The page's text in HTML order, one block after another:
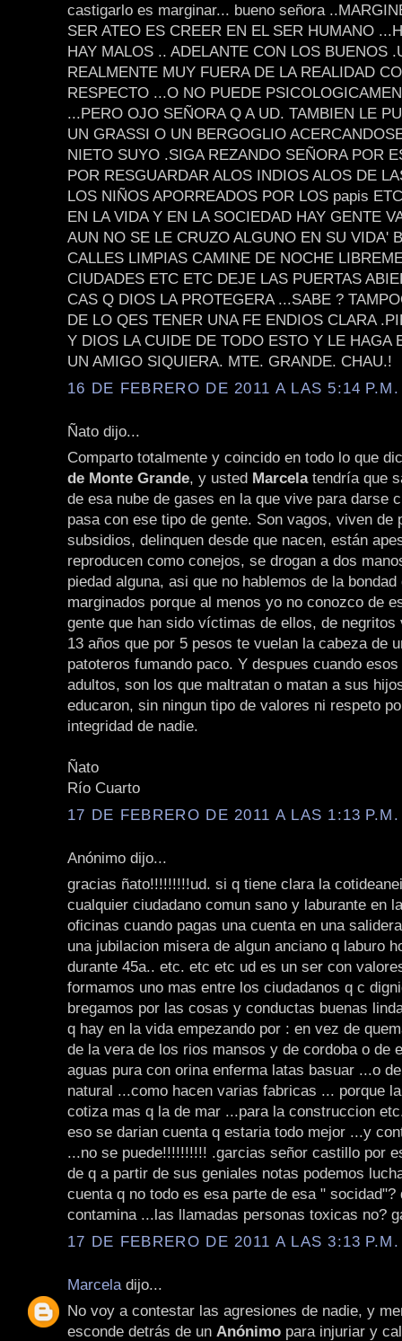
castigarlo es marginar... bueno señora
SER ATEO ES CREER EN EL SER HUMANO
HAY MALOS .. ADELANTE CON LOS BUENOS
REALMENTE MUY FUERA DE LA REALIDAD
RESPECTO ...O NO PUEDE
...PERO OJO SEÑORA Q A UD. TAMBIEN LE
UN GRASSI O UN BERGOGLIO
NIETO SUYO .SIGA REZANDO SEÑORA POR
POR RESGUARDAR ALOS INDIOS ALOS DE
LOS NIÑOS APORREADOS POR LOS papis
EN LA VIDA Y EN LA SOCIEDAD HAY GENTE
AUN NO SE LE CRUZO ALGUNO EN SU VIDA'
CALLES LIMPIAS CAMINE DE NOCHE
CIUDADES ETC ETC DEJE LAS PUERTAS
CAS Q DIOS LA PROTEGERA ...SABE ?
DE LO QES TENER UNA FE ENDIOS CLARA
Y DIOS LA CUIDE DE TODO ESTO Y LE HAGA
UN AMIGO SIQUIERA. MTE. GRANDE. CHAU.!
16 DE FEBRERO DE 2011 A LAS 5:14 P.M.
Ñato dijo...
Comparto totalmente y coincido en todo lo que
de Monte Grande, y usted Marcelatendría que
de esa nube de gases en la que vive para darse
pasa con ese tipo de gente. Son vagos, viven de
subsidios, delinquen desde que nacen, están
reproducen como conejos, se drogan a dos
piedad alguna, asi que no hablemos de la bondad
marginados porque al menos yo no conozco de
gente que han sido víctimas de ellos, de negritos
13 años que por 5 pesos te vuelan la cabeza de
patoteros fumando paco. Y despues cuando
adultos, son los que maltratan o matan a sus
educaron, sin ningun tipo de valores ni respeto
integridad de nadie.
Ñato
Río Cuarto
17 DE FEBRERO DE 2011 A LAS 1:13 P.M.
Anónimo dijo...
gracias ñato!!!!!!!!!ud. si q tiene clara la
cualquier ciudadano comun sano y laburante en
oficinas cuando pagas una cuenta en una
una jubilacion misera de algun anciano q laburo
durante 45a.. etc. etc etc ud es un ser con
formamos uno mas entre los ciudadanos q c
bregamos por las cosas y conductas buenas
q hay en la vida empezando por : en vez de
de la vera de los rios mansos y de cordoba o de
aguas pura con orina enferma latas basuar ...o
natural ...como hacen varias fabricas ... porque
cotiza mas q la de mar ...para la construccion
eso se darian cuenta q estaria todo mejor ...y
...no se puede!!!!!!!!!! .garcias señor castillo por
de q a partir de sus geniales notas podemos
cuenta q no todo es esa parte de esa " socidad"?
contamina ...las llamadas personas toxicas no?
17 DE FEBRERO DE 2011 A LAS 3:13 P.M.
Marcela dijo...
No voy a contestar las agresiones de nadie, y
esconde detrás de un Anónimo para injuriar y